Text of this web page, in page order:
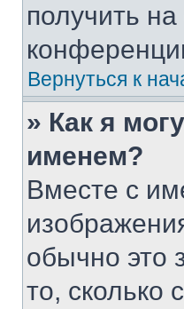
получить
Вернуться к
» Как я
именем?
Вместе с
обычно это
то, сколько